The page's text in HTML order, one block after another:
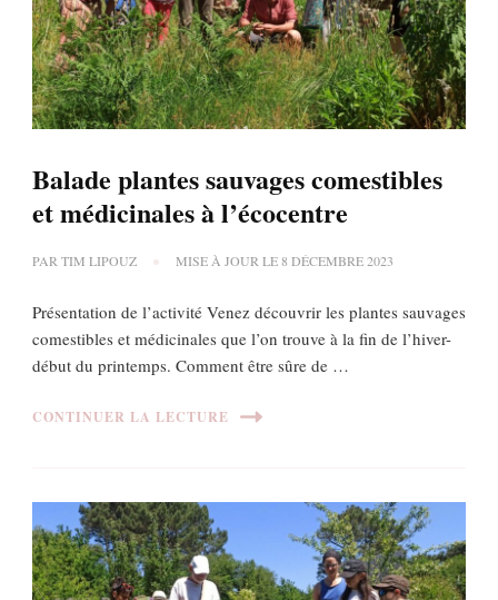
Balade plantes sauvages comestibles
et médicinales à l’écocentre
PAR TIM LIPOUZ MISE À JOUR LE8 DÉCEMBRE 2023
Présentation de l’activité Venez découvrir les plantes sauvages
comestibles et médicinales que l’on trouve à la fin de l’hiver-
début du printemps. Comment être sûre de …
CONTINUER LA LECTURE